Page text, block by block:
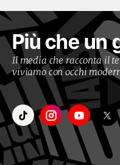
Più che un
Il media che racconta il
viviamo con occhi